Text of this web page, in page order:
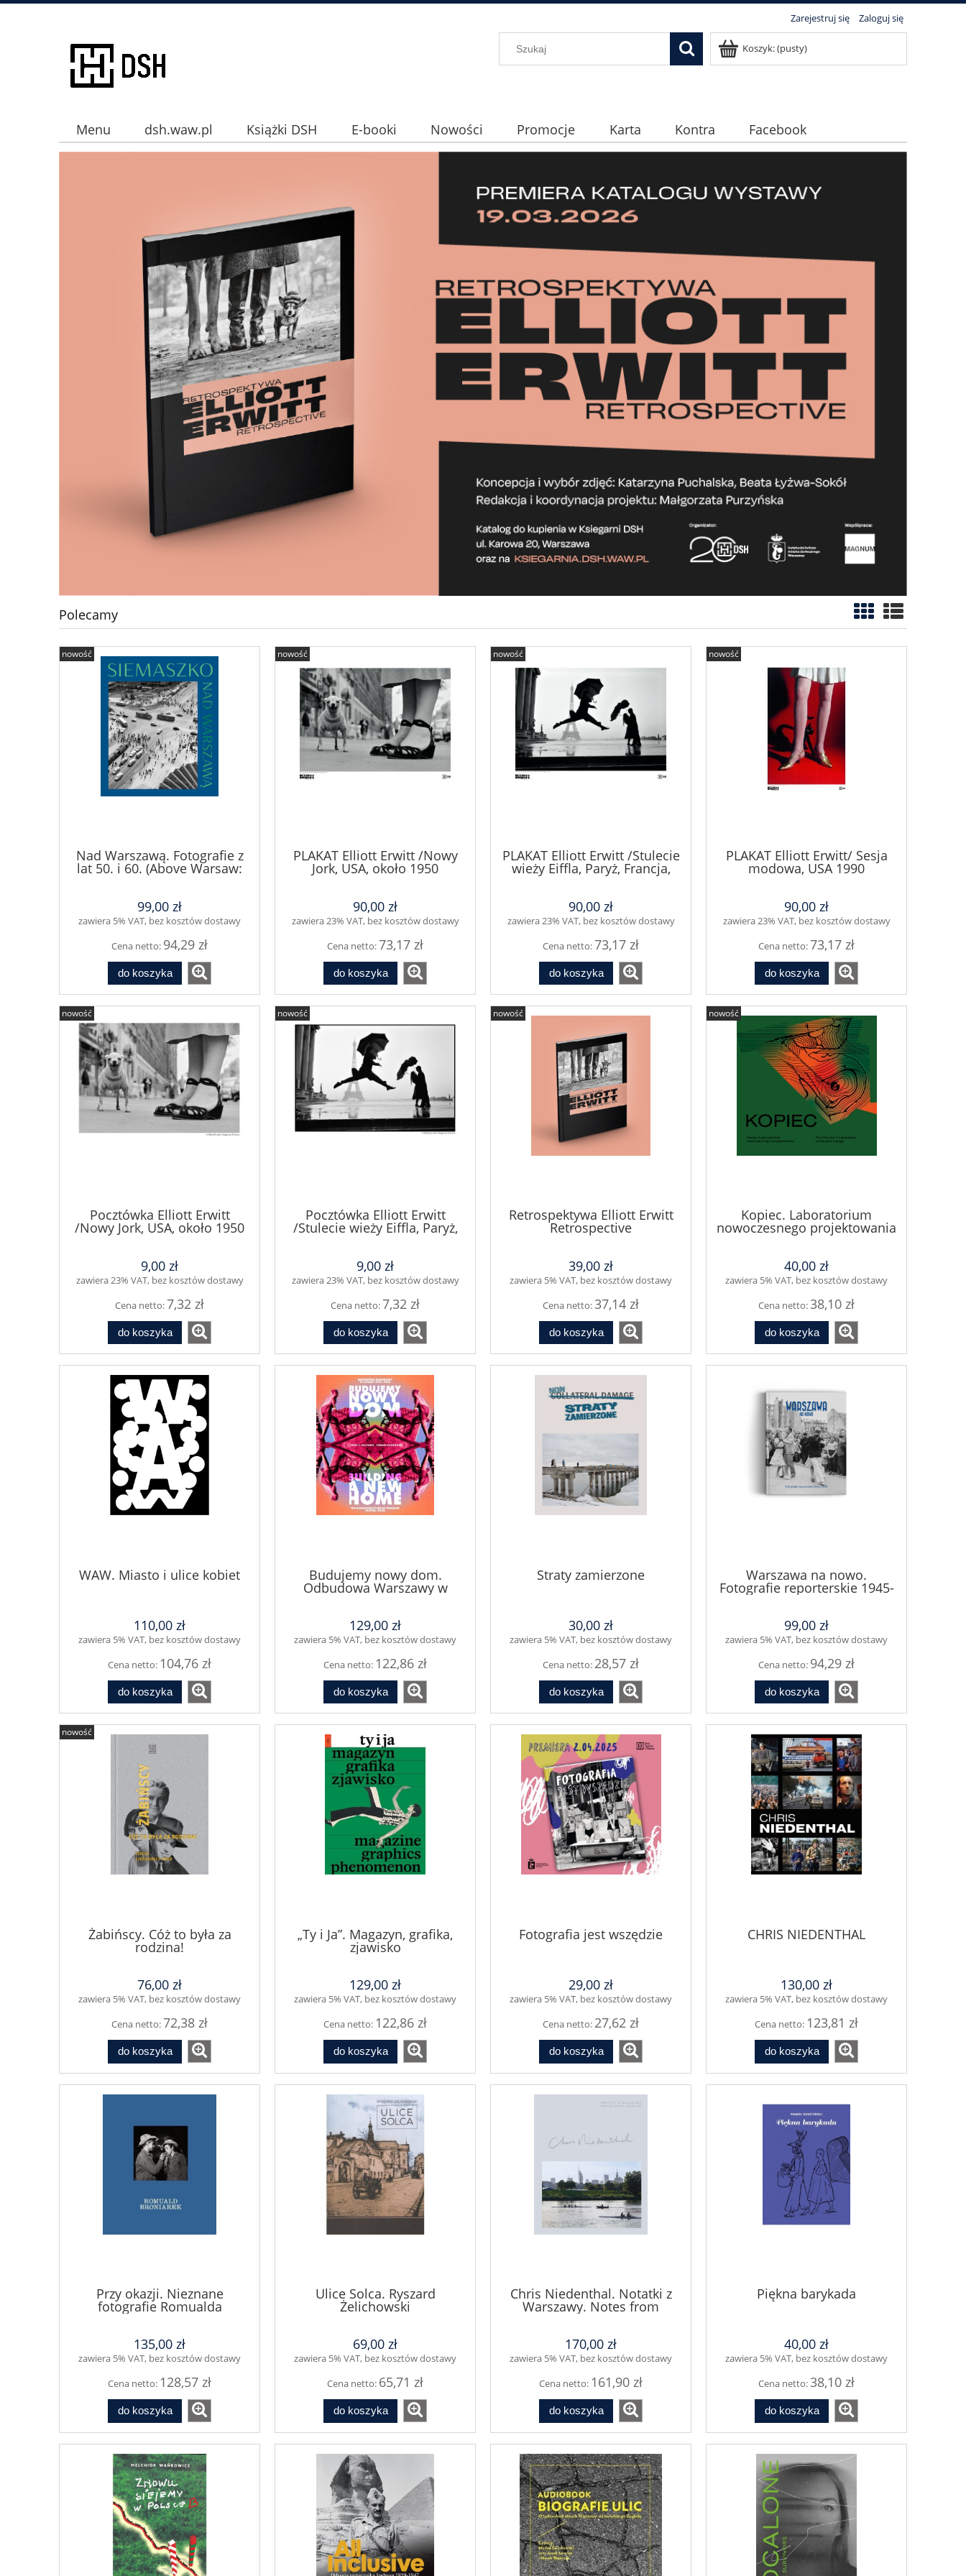
Zarejestruj się Zaloguj się
Koszyk:(pusty)
Menu dsh.waw.pl Książki DSH E-booki Nowości Promocje Karta Kontra
Facebook
Polecamy
Nad Warszawą. Fotografie z
lat 50. i 60. (Above Warsaw:
Photographs from the 1950s
99,00 zł
zawiera 5% VAT, bez kosztów dostawy
Cena netto: 94,29 zł
do koszyka
nowość
PLAKAT Elliott Erwitt /Nowy
Jork, USA, około 1950
90,00 zł
zawiera 23% VAT, bez kosztów dostawy
Cena netto:73,17 zł
do koszyka
nowość
PLAKAT Elliott Erwitt /Stulecie
wieży Eiffla, Paryż, Francja,
90,00 zł
zawiera 23% VAT, bez kosztów dostawy
Cena netto:73,17 zł
do koszyka
nowość
PLAKAT Elliott Erwitt/ Sesja
modowa, USA 1990
90,00 zł
zawiera 23% VAT, bez kosztów dostawy
Cena netto:73,17 zł
do koszyka
nowość
Pocztówka Elliott Erwitt
/Nowy Jork, USA, około 1950
9,00 zł
zawiera 23% VAT, bez kosztów dostawy
Cena netto:7,32 zł
do koszyka
nowość
Pocztówka Elliott Erwitt
/Stulecie wieży Eiffla, Paryż,
Francja, 1989
9,00 zł
zawiera 23% VAT, bez kosztów dostawy
Cena netto:7,32 zł
do koszyka
nowość
Retrospektywa Elliott Erwitt
Retrospective
39,00 zł
zawiera 5% VAT, bez kosztów dostawy
Cena netto:37,14 zł
do koszyka
nowość
Kopiec. Laboratorium
nowoczesnego projektowania
40,00 zł
zawiera 5% VAT, bez kosztów dostawy
Cena netto:38,10 zł
do koszyka
nowość
WAW. Miasto i ulice kobiet
110,00 zł
zawiera 5% VAT, bez kosztów dostawy
Cena netto: 104,76 zł
do koszyka
Budujemy nowy dom.
Odbudowa Warszawy w
129,00 zł
zawiera 5% VAT, bez kosztów dostawy
Cena netto: 122,86 zł
do koszyka
Straty zamierzone
30,00 zł
zawiera 5% VAT, bez kosztów dostawy
Cena netto: 28,57 zł
do koszyka
Warszawa na nowo.
Fotografie reporterskie 1945-
1949
99,00 zł
zawiera 5% VAT, bez kosztów dostawy
Cena netto: 94,29 zł
do koszyka
Żabińscy. Cóż to była za
rodzina!
76,00 zł
zawiera 5% VAT, bez kosztów dostawy
Cena netto:72,38 zł
do koszyka
nowość
„Ty i Ja”. Magazyn, grafika,
zjawisko
129,00 zł
zawiera 5% VAT, bez kosztów dostawy
Cena netto: 122,86 zł
do koszyka
Fotografia jest wszędzie
29,00 zł
zawiera 5% VAT, bez kosztów dostawy
Cena netto: 27,62 zł
do koszyka
CHRIS NIEDENTHAL
130,00 zł
zawiera 5% VAT, bez kosztów dostawy
Cena netto: 123,81 zł
do koszyka
Przy okazji. Nieznane
fotografie Romualda
135,00 zł
zawiera 5% VAT, bez kosztów dostawy
Cena netto: 128,57 zł
do koszyka
Ulice Solca. Ryszard
Żelichowski
69,00 zł
zawiera 5% VAT, bez kosztów dostawy
Cena netto: 65,71 zł
do koszyka
Chris Niedenthal. Notatki z
Warszawy. Notes from
Warsaw
170,00 zł
zawiera 5% VAT, bez kosztów dostawy
Cena netto: 161,90 zł
do koszyka
Piękna barykada
40,00 zł
zawiera 5% VAT, bez kosztów dostawy
Cena netto:38,10 zł
do koszyka